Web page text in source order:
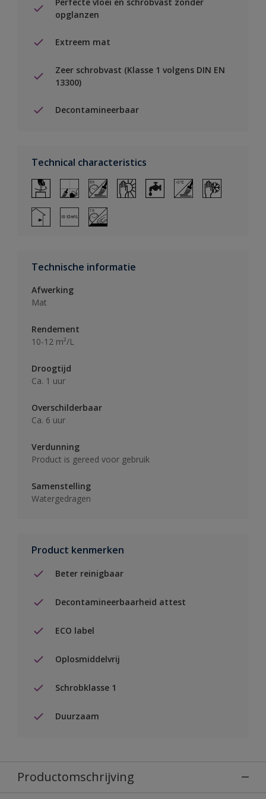
opglanzen
Extreem mat
Zeer schrobvast (Klasse 1 volgens DIN EN
13300)
Decontamineerbaar
Technical characteristics
Technische informatie
Afwerking
Mat
Rendement
10-12 m²/L
Droogtijd
Ca. 1 uur
Overschilderbaar
Ca. 6 uur
Verdunning
Product is gereed voor gebruik
Samenstelling
Watergedragen
Product kenmerken
Beter reinigbaar
Decontamineerbaarheid attest
ECO label
Oplosmiddelvrij
Schrobklasse 1
Duurzaam
Productomschrijving